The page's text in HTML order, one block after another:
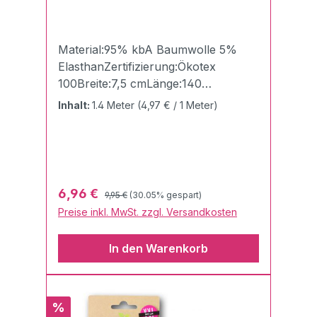
Material:95% kbA Baumwolle 5%
ElasthanZertifizierung:Ökotex
100Breite:7,5 cmLänge:140
cmGewicht:510g/qmDie Cuff Me
Tat umzusetzen.Die
Flachstrickbündchen sind besonders
weich und daher perfekt für
verschiedenste
fest (dank hochwertiger Dtex 44
Inhalt: 1.4 Meter (4,97 € / 1 Meter)
Verkaufspreis:
6,96 € Regulärer Preis:
9,95 € (30.05% gespart)
Preise inkl. MwSt. zzgl. Versandkosten
In den Warenkorb
Rabatt
%